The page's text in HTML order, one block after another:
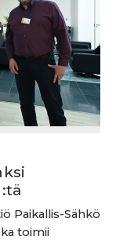
Paikallis-Sähkö
toimii